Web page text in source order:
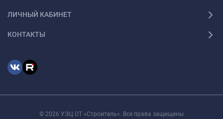
ЛИЧНЫЙ КАБИНЕТ
КОНТАКТЫ
© 2026 УЭЦ ОТ «Строитель». Все права защищены